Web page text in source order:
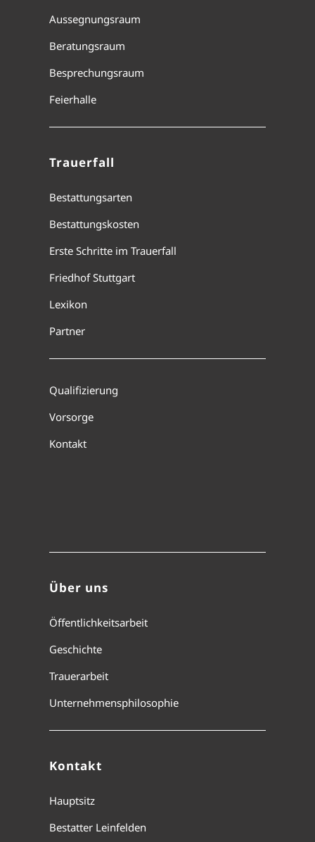
Aussegnungsraum
Beratungsraum
Besprechungsraum
Feierhalle
Trauerfall
Bestattungsarten
Bestattungskosten
Erste Schritte im Trauerfall
Friedhof Stuttgart
Lexikon
Partner
Qualifizierung
Vorsorge
Kontakt
Über uns
Öffentlichkeitsarbeit
Geschichte
Trauerarbeit
Unternehmensphilosophie
Kontakt
Hauptsitz
Bestatter Leinfelden